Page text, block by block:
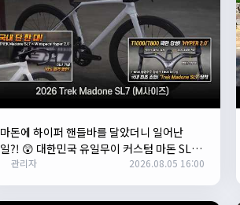
마돈에 하이퍼 핸들바를 달았더니 일어난
일?! 😲 대한민국 유일무이 커스텀 마돈 SL7
등장!
관리자 2026.08.05 16:00